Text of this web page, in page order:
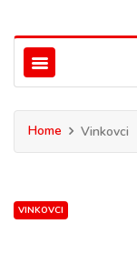
Home Vinkovci
VINKOVCI